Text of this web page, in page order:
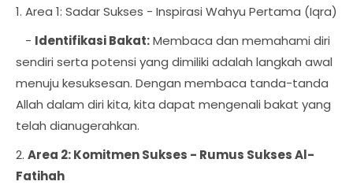
1. Area 1: Sadar Sukses - Inspirasi Wahyu Pertama (Iqra)
- Identifikasi Bakat:Membaca dan memahami diri
sendiri serta potensi yang dimiliki adalah langkah awal
menuju kesuksesan. Dengan membaca tanda-tanda
Allah dalam diri kita, kita dapat mengenali bakat yang
telah dianugerahkan.
2. Area 2: Komitmen Sukses - Rumus Sukses Al-
Fatihah